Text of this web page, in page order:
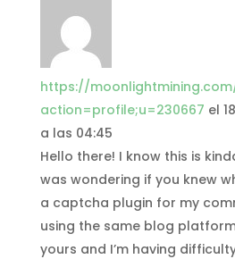
https://
action=profile;u=230667 el
a las 04:45
Hello there! I know this is
was wondering if you knew
a captcha plugin for my
using the same blog
yours and I’m having